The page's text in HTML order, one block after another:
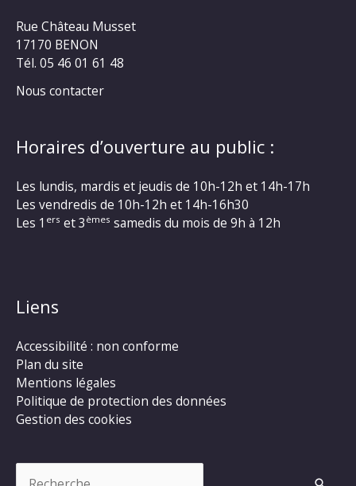
Rue Château Musset
17170 BENON
Tél. 05 46 01 61 48
Nous contacter
Horaires d’ouverture au public :
Les lundis, mardis et jeudis de 10h-12h et 14h-17h
Les vendredis de 10h-12h et 14h-16h30
Les 1 ers et 3 èmes samedis du mois de 9h à 12h
Liens
Accessibilité : non conforme
Plan du site
Mentions légales
Politique de protection des données
Gestion des cookies